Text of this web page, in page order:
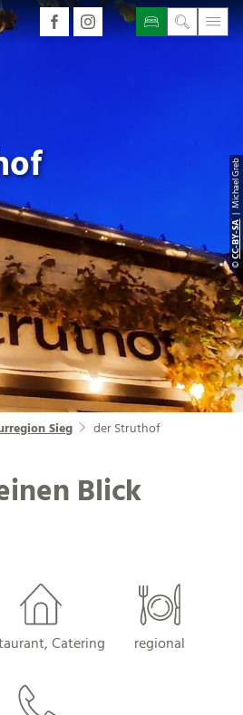
©
CC-BY-SA
| Michael Greb
Sieg der Struthof
Blick
Catering regional